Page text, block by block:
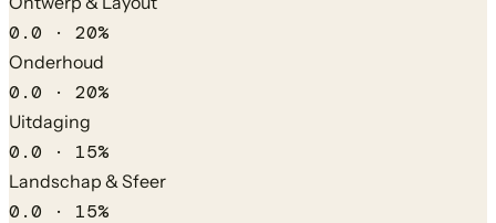
0.0 · 20%
Onderhoud
0.0 · 20%
Uitdaging
0.0 · 15%
Landschap & Sfeer
0.0 · 15%